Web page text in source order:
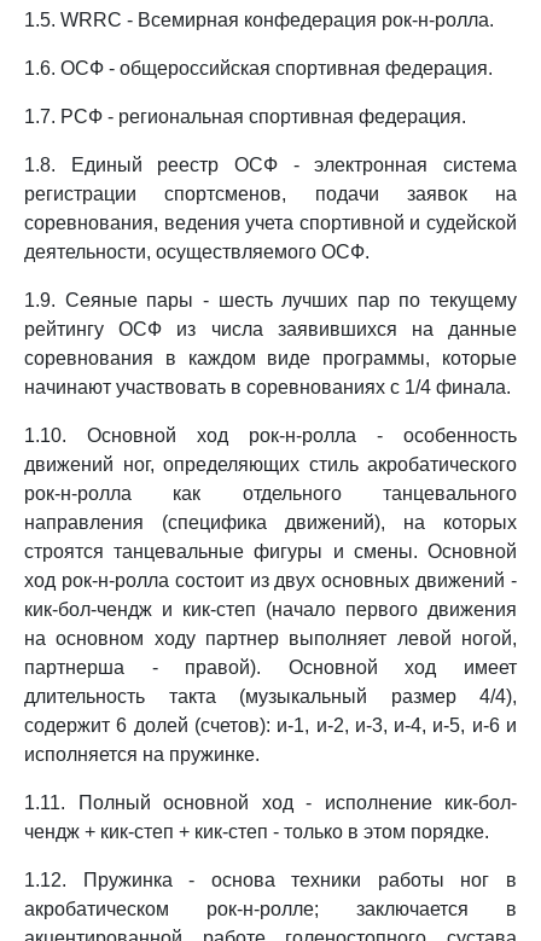
1.5. WRRC - Всемирная конфедерация рок-н-ролла.
1.6. ОСФ - общероссийская спортивная федерация.
1.7. РСФ - региональная спортивная федерация.
1.8. Единый реестр ОСФ - электронная система
регистрации спортсменов, подачи заявок на
соревнования, ведения учета спортивной и судейской
деятельности, осуществляемого ОСФ.
1.9. Сеяные пары - шесть лучших пар по текущему
рейтингу ОСФ из числа заявившихся на данные
соревнования в каждом виде программы, которые
начинают участвовать в соревнованиях с 1/4 финала.
1.10. Основной ход рок-н-ролла - особенность
движений ног, определяющих стиль акробатического
рок-н-ролла как отдельного танцевального
направления (специфика движений), на которых
строятся танцевальные фигуры и смены. Основной
ход рок-н-ролла состоит из двух основных движений -
кик-бол-чендж и кик-степ (начало первого движения
на основном ходу партнер выполняет левой ногой,
партнерша - правой). Основной ход имеет
длительность такта (музыкальный размер 4/4),
содержит 6 долей (счетов): и-1, и-2, и-3, и-4, и-5, и-6 и
исполняется на пружинке.
1.11. Полный основной ход - исполнение кик-бол-
чендж + кик-степ + кик-степ - только в этом порядке.
1.12. Пружинка - основа техники работы ног в
акробатическом рок-н-ролле; заключается в